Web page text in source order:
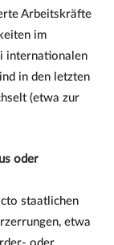
Arbeitskräfte
im
internationalen
in den letzten
(etwa zur
oder
staatlichen
etwa